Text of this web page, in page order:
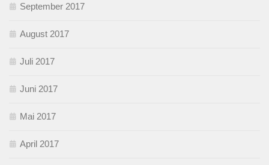
September 2017
August 2017
Juli 2017
Juni 2017
Mai 2017
April 2017